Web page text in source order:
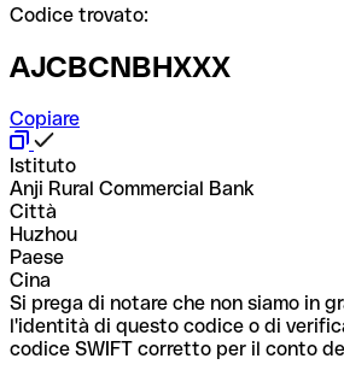
Codice trovato:
AJCBCNBHXXX
Copiare
Istituto
Anji Rural Commercial Bank
Città
Huzhou
Paese
Cina
Si prega di notare che non siamo in
l'identità di questo codice o di
codice SWIFT corretto per il conto